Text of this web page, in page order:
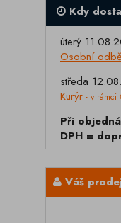
Kdy
úterý
Osobní
středa
Kurýr - v rámci
Při
DPH =
Váš